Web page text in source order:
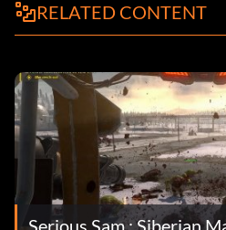
RELATED CONTENT
Serious Sam : Siberian